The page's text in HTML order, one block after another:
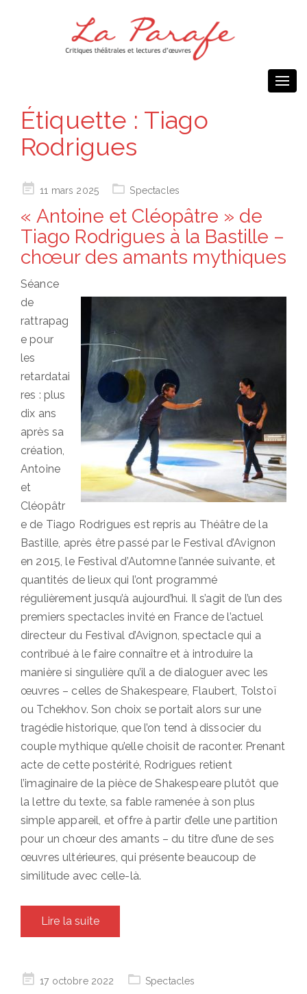
Étiquette : Tiago
Rodrigues
Posted11 mars 2025 Spectacles
« Antoine et Cléopâtre » de
Tiago Rodrigues à la Bastille –
chœur des amants mythiques
Séance
de
rattrapag
e pour
les
retardatai
res : plus
dix ans
après sa
création,
Antoine
et
Cléopâtr
e de Tiago Rodrigues est repris au Théâtre de la
Bastille, après être passé par le Festival d’Avignon
en 2015, le Festival d’Automne l’année suivante, et
quantités de lieux qui l’ont programmé
régulièrement jusqu’à aujourd’hui. Il s’agit de l’un des
premiers spectacles invité en France de l’actuel
directeur du Festival d’Avignon, spectacle qui a
contribué à le faire connaître et à introduire la
manière si singulière qu’il a de dialoguer avec les
œuvres – celles de Shakespeare, Flaubert, Tolstoï
ou Tchekhov. Son choix se portait alors sur une
tragédie historique, que l’on tend à dissocier du
couple mythique qu’elle choisit de raconter. Prenant
acte de cette postérité, Rodrigues retient
l’imaginaire de la pièce de Shakespeare plutôt que
la lettre du texte, sa fable ramenée à son plus
simple appareil, et offre à partir d’elle une partition
pour un chœur des amants – du titre d’une de ses
œuvres ultérieures, qui présente beaucoup de
similitude avec celle-là.
Lire la suite
Posted17 octobre 2022 Spectacles